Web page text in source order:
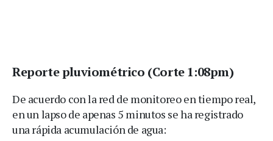
Reporte pluviométrico (Corte 1:08pm)
De acuerdo con la red de monitoreo en tiempo real,
en un lapso de apenas 5 minutos se ha registrado
una rápida acumulación de agua: